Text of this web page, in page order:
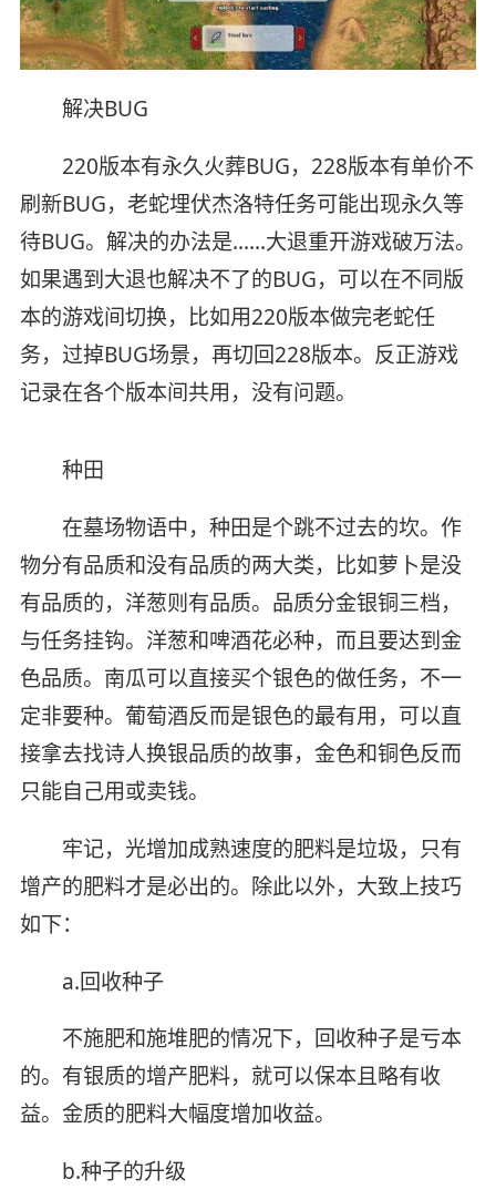
解决BUG
220版本有永久火葬BUG，228版本有单价不
刷新BUG，老蛇埋伏杰洛特任务可能出现永久等
待BUG。解决的办法是……大退重开游戏破万法。
如果遇到大退也解决不了的BUG，可以在不同版
本的游戏间切换，比如用220版本做完老蛇任
务，过掉BUG场景，再切回228版本。反正游戏
记录在各个版本间共用，没有问题。
种田
在墓场物语中，种田是个跳不过去的坎。作
物分有品质和没有品质的两大类，比如萝卜是没
有品质的，洋葱则有品质。品质分金银铜三档，
与任务挂钩。洋葱和啤酒花必种，而且要达到金
色品质。南瓜可以直接买个银色的做任务，不一
定非要种。葡萄酒反而是银色的最有用，可以直
接拿去找诗人换银品质的故事，金色和铜色反而
只能自己用或卖钱。
牢记，光增加成熟速度的肥料是垃圾，只有
增产的肥料才是必出的。除此以外，大致上技巧
如下：
a.回收种子
不施肥和施堆肥的情况下，回收种子是亏本
的。有银质的增产肥料，就可以保本且略有收
益。金质的肥料大幅度增加收益。
b.种子的升级